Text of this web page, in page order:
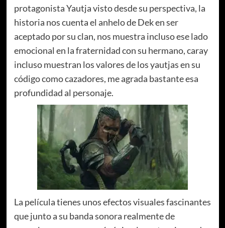
protagonista Yautja visto desde su perspectiva, la
historia nos cuenta el anhelo de Dek en ser
aceptado por su clan, nos muestra incluso ese lado
emocional en la fraternidad con su hermano, caray
incluso muestran los valores de los yautjas en su
código como cazadores, me agrada bastante esa
profundidad al personaje.
La película tienes unos efectos visuales fascinantes
que junto a su banda sonora realmente de